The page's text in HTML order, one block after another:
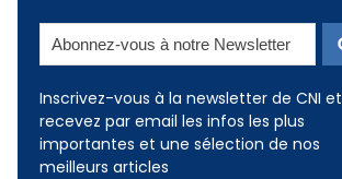
Inscrivez-vous à la newsletter de CNI et
recevez par email les infos les plus
importantes et une sélection de nos
meilleurs articles